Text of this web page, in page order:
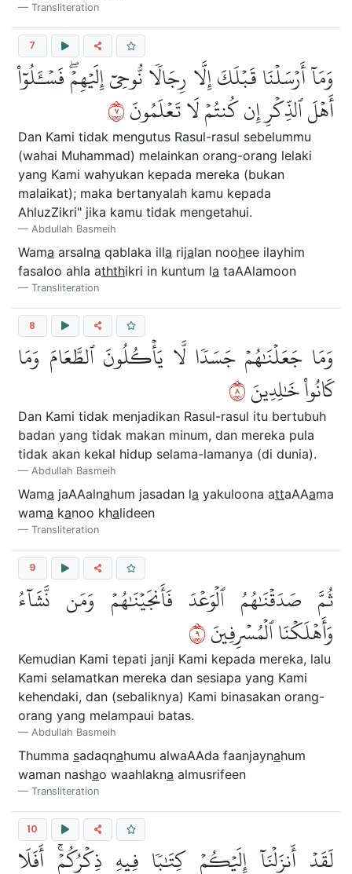
Transliteration
7
وَمَآ أَرۡسَلۡنَا قَبۡلَكَ إِلَّا رِجَالٗا نُّوحِيٓ إِلَيۡهِمۡۖ فَسۡـَٔلُوٓاْ
أَهۡلَ ٱلذِّكۡرِ إِن كُنتُمۡ لَا تَعۡلَمُونَ٧
Dan Kami tidak mengutus Rasul-rasul sebelummu
(wahai Muhammad) melainkan orang-orang lelaki
yang Kami wahyukan kepada mereka (bukan
malaikat); maka bertanyalah kamu kepada
AhluzZikri" jika kamu tidak mengetahui.
Abdullah Basmeih
Wama arsalna qablaka illa rijalan noohee ilayhim
fasaloo ahla aththikri in kuntum la taAAlamoon
Transliteration
8
وَمَا جَعَلۡنَٰهُمۡ جَسَدٗا لَّا يَأۡكُلُونَ ٱلطَّعَامَ وَمَا
كَانُواْ خَٰلِدِينَ٨
Dan Kami tidak menjadikan Rasul-rasul itu bertubuh
badan yang tidak makan minum, dan mereka pula
tidak akan kekal hidup selama-lamanya (di dunia).
Abdullah Basmeih
Wama jaAAalnahum jasadan la yakuloona attaAAama
wama kanoo khalideen
Transliteration
9
ثُمَّ صَدَقۡنَٰهُمُ ٱلۡوَعۡدَ فَأَنجَيۡنَٰهُمۡ وَمَن نَّشَآءُ
وَأَهۡلَكۡنَا ٱلۡمُسۡرِفِينَ٩
Kemudian Kami tepati janji Kami kepada mereka, lalu
Kami selamatkan mereka dan sesiapa yang Kami
kehendaki, dan (sebaliknya) Kami binasakan orang-
orang yang melampaui batas.
Abdullah Basmeih
Thumma sadaqnahumu alwaAAda faanjaynahum
waman nashao waahlakna almusrifeen
Transliteration
10
لَقَدۡ أَنزَلۡنَآ إِلَيۡكُمۡ كِتَٰبٗا فِيهِ ذِكۡرُكُمۡۚ أَفَلَا